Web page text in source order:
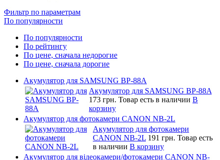
Фильтр по параметрам
По популярности
По популярности
По рейтингу
По цене, сначала недорогие
По цене, сначала дорогие
Акумулятор для SAMSUNG BP-88A
Акумулятор для SAMSUNG BP-88A
173 грн. Товар есть в наличии В
корзину
Акумулятор для фотокамери CANON NB-2L
Акумулятор для фотокамери
CANON NB-2L 191 грн. Товар есть
в наличии В корзину
Акумулятор для відеокамери/фотокамери CANON NB-